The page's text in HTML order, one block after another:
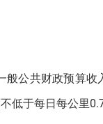
共财政预算收
低于每日每公里